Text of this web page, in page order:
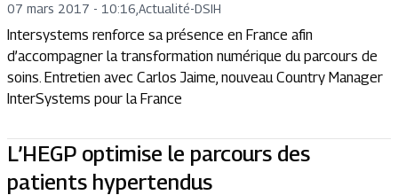
07 mars 2017 - 10:16 Actualité-DSIH
Intersystems renforce sa présence en France afin
d’accompagner la transformation numérique du parcours de
soins. Entretien avec Carlos Jaime, nouveau Country Manager
InterSystems pour la France
L’HEGP optimise le parcours des
patients hypertendus